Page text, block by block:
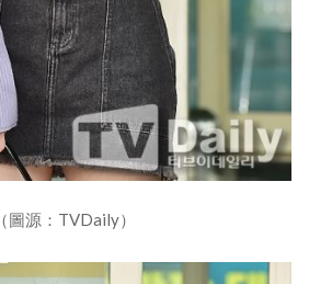
（圖源：TVDaily）